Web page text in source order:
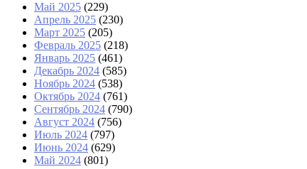
Май 2025 (229)
Апрель 2025 (230)
Март 2025 (205)
Февраль 2025 (218)
Январь 2025 (461)
Декабрь 2024 (585)
Ноябрь 2024 (538)
Октябрь 2024 (761)
Сентябрь 2024 (790)
Август 2024 (756)
Июль 2024 (797)
Июнь 2024 (629)
Май 2024 (801)